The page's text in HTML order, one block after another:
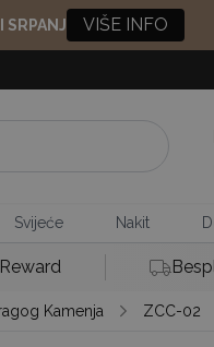
SRPANJ VIŠE INFO
Svijeće Nakit
Kamenja ZCC-02